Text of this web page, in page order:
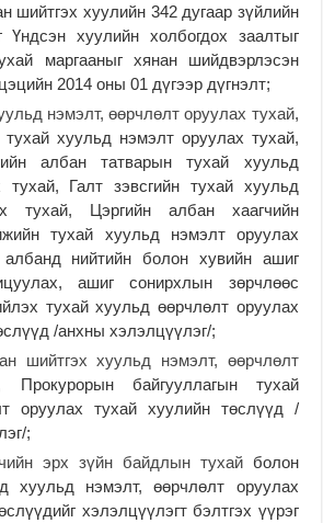
шийтгэх хуулийн 342 дугаар зүйлийн
Үндсэн хуулийн холбогдох заалтыг
маргааныг хянан шийдвэрлэсэн
2014 оны 01 дүгээр дүгнэлт;
нэмэлт, өөрчлөлт оруулах тухай,
хуульд нэмэлт оруулах тухай,
албан татварын тухай хуульд
тухай, Галт зэвсгийн тухай хуульд
тухай, Цэргийн албан хаагчийн
тухай хуульд нэмэлт оруулах
нийтийн болон хувийн ашиг
ашиг сонирхлын зөрчлөөс
тухай хуульд өөрчлөлт оруулах
/анхны хэлэлцүүлэг/;
шийтгэх хуульд нэмэлт, өөрчлөлт
Прокурорын байгууллагын тухай
оруулах тухай хуулийн төслүүд /
;
эрх зүйн байдлын тухайболон
хуульд нэмэлт, өөрчлөлт оруулах
хэлэлцүүлэгт бэлтгэх үүрэг